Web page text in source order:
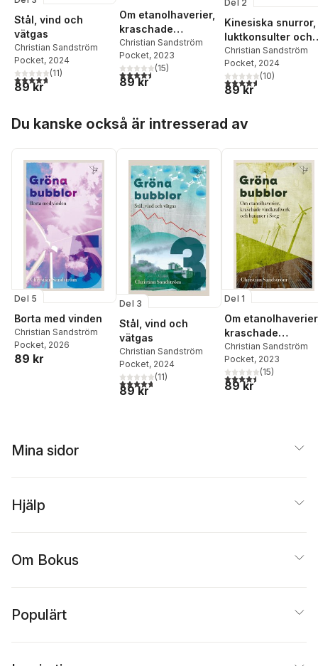
Stål, vind och
vätgas
Christian Sandström
Pocket, 2024
4,7utav 5 stjärnor. Totalt antal röster:
(11)
89 kr
Om etanolhaverier,
kraschade
vindkraftverk och
bananer i Sveg
Christian Sandström
Pocket, 2023
4,5utav 5 stjärnor. Totalt antal röster:
(15)
89 kr
Del 2
Kinesiska snurror,
luktkonsulter och
biogas i
Christian Sandström
Pocket, 2024
4,6utav 5 stjärnor.
(10)
89 kr
Du kanske också är intresserad av
Del 5
Borta med vinden
Christian Sandström
Pocket, 2026
89 kr
Del 3
Stål, vind och
vätgas
Christian Sandström
Pocket, 2024
4,7utav 5 stjärnor. Totalt antal röster:
(11)
89 kr
Del 1
Om
kraschade
vindkraftverk och
bananer i Sveg
Christian Sandström
Pocket, 2023
4,5utav 5 stjärnor.
(15)
89 kr
Mina sidor
Hjälp
Om Bokus
Populärt